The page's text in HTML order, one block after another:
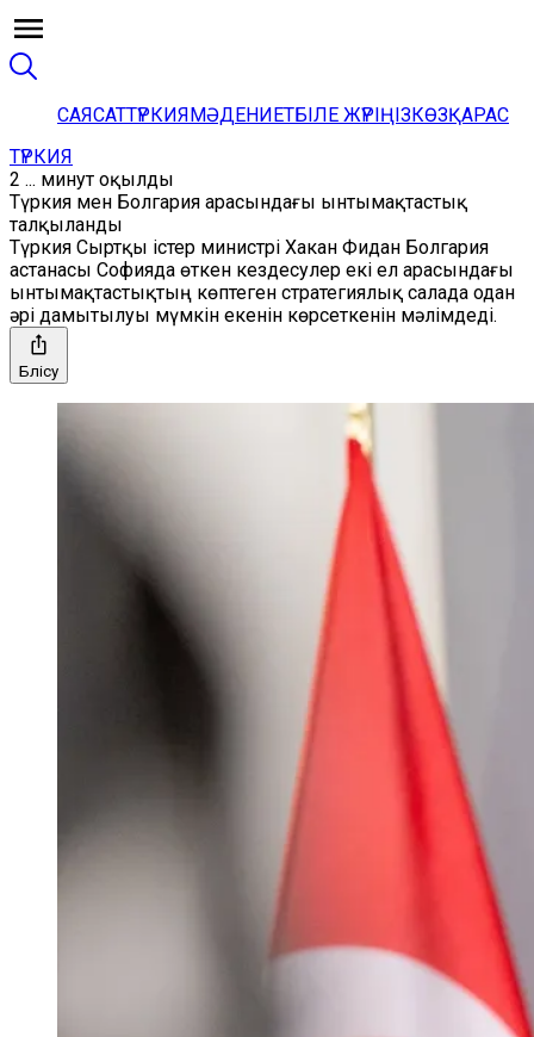
САЯСАТТҮРКИЯМӘДЕНИЕТБІЛЕ ЖҮРІҢІЗКӨЗҚАРАС
ТҮРКИЯ
2 ... минут оқылды
Түркия мен Болгария арасындағы ынтымақтастық
талқыланды
Түркия Сыртқы істер министрі Хакан Фидан Болгария
астанасы Софияда өткен кездесулер екі ел арасындағы
ынтымақтастықтың көптеген стратегиялық салада одан
әрі дамытылуы мүмкін екенін көрсеткенін мәлімдеді.
Бөлісу